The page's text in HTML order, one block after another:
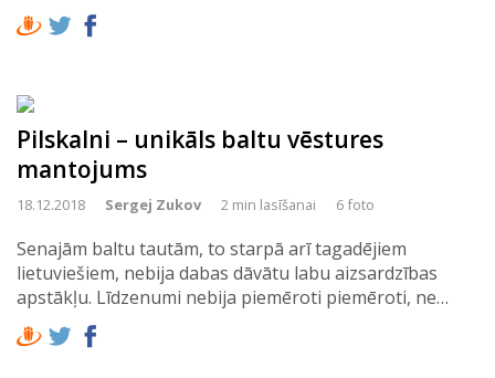
Pilskalni – unikāls baltu vēstures
mantojums
18.12.2018 Sergej Zukov 2 min lasīšanai 6 foto
Senajām baltu tautām, to starpā arī tagadējiem
lietuviešiem, nebija dabas dāvātu labu aizsardzības
apstākļu. Līdzenumi nebija piemēroti piemēroti, ne…